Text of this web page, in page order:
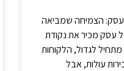
הצמיחה שמביאה
עסק מכיר את נקודת
לגדול, הלקוחות
עולות, אבל